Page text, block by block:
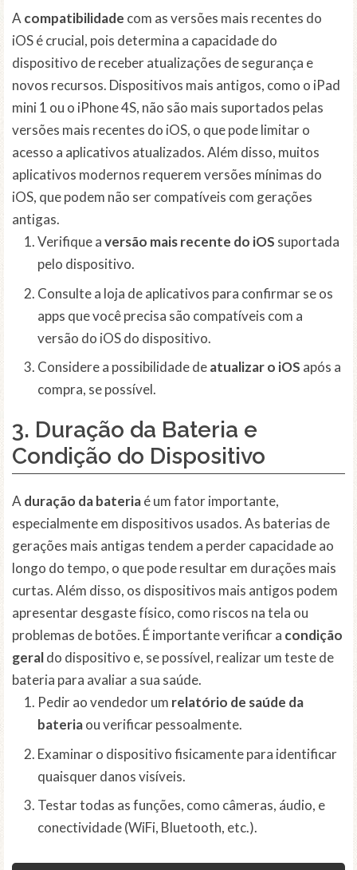
A compatibilidade com as versões mais recentes do
iOS é crucial, pois determina a capacidade do
dispositivo de receber atualizações de segurança e
novos recursos. Dispositivos mais antigos, como o iPad
mini 1 ou o iPhone 4S, não são mais suportados pelas
versões mais recentes do iOS, o que pode limitar o
acesso a aplicativos atualizados. Além disso, muitos
aplicativos modernos requerem versões mínimas do
iOS, que podem não ser compatíveis com gerações
antigas.
Verifique aversão mais recente do iOS suportada
pelo dispositivo.
Consulte a loja de aplicativos para confirmar se os
apps que você precisa são compatíveis com a
versão do iOS do dispositivo.
Considere a possibilidade deatualizar o iOS após a
compra, se possível.
3. Duração da Bateria e
Condição do Dispositivo
A duração da bateriaé um fator importante,
especialmente em dispositivos usados. As baterias de
gerações mais antigas tendem a perder capacidade ao
longo do tempo, o que pode resultar em durações mais
curtas. Além disso, os dispositivos mais antigos podem
apresentar desgaste físico, como riscos na tela ou
problemas de botões. É importante verificar a condição
geraldo dispositivo e, se possível, realizar um teste de
bateria para avaliar a sua saúde.
Pedir ao vendedor um relatório de saúde da
bateriaou verificar pessoalmente.
Examinar o dispositivo fisicamente para identificar
quaisquer danos visíveis.
Testar todas as funções, como câmeras, áudio, e
conectividade (WiFi, Bluetooth, etc.).